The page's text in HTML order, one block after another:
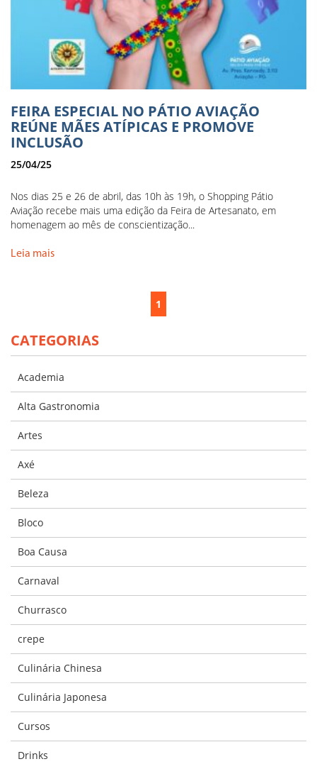
FEIRA ESPECIAL NO PÁTIO AVIAÇÃO
REÚNE MÃES ATÍPICAS E PROMOVE
INCLUSÃO
25/04/25
Nos dias 25 e 26 de abril, das 10h às 19h, o Shopping Pátio
Aviação recebe mais uma edição da Feira de Artesanato, em
homenagem ao mês de conscientização...
Leia mais
1
CATEGORIAS
Academia
Alta Gastronomia
Artes
Axé
Beleza
Bloco
Boa Causa
Carnaval
Churrasco
crepe
Culinária Chinesa
Culinária Japonesa
Cursos
Drinks